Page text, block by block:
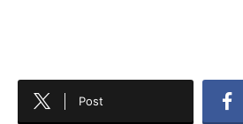
Post